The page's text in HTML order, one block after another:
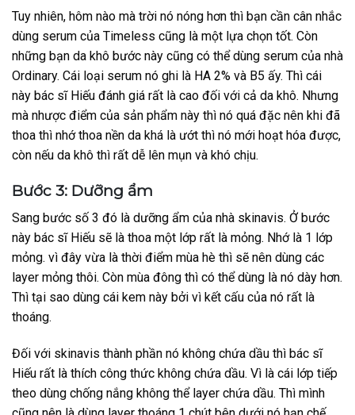
Tuy nhiên, hôm nào mà trời nó nóng hơn thì bạn cần cân nhắc
dùng serum của Timeless cũng là một lựa chọn tốt. Còn
những bạn da khô bước này cũng có thể dùng serum của nhà
Ordinary. Cái loại serum nó ghi là HA 2% và B5 ấy. Thì cái
này bác sĩ Hiếu đánh giá rất là cao đối với cả da khô. Nhưng
mà nhược điểm của sản phẩm này thì nó quá đặc nên khi đã
thoa thì nhớ thoa nền da khá là ướt thì nó mới hoạt hóa được,
còn nếu da khô thì rất dễ lên mụn và khó chịu.
Bước 3: Dưỡng ẩm
Sang bước số 3 đó là dưỡng ẩm của nhà skinavis. Ở bước
này bác sĩ Hiếu sẽ là thoa một lớp rất là mỏng. Nhớ là 1 lớp
mỏng. vì đây vừa là thời điểm mùa hè thì sẽ nên dùng các
layer mỏng thôi. Còn mùa đông thì có thể dùng là nó dày hơn.
Thì tại sao dùng cái kem này bởi vì kết cấu của nó rất là
thoáng.
Đối với skinavis thành phần nó không chứa dầu thì bác sĩ
Hiếu rất là thích công thức không chứa dầu. Vì là cái lớp tiếp
theo dùng chống nắng không thể layer chứa dầu. Thì mình